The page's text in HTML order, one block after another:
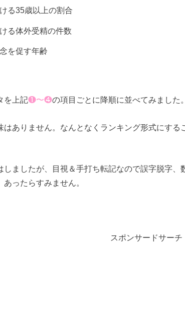
る35歳以上の割合
る体外受精の件数
を促す年齢
を上記❶〜❹の項目ごとに降順に並べてみました。
はありません。なんとなくランキング形式にす
しましたが、目視＆手打ち転記なので誤字脱字、
あったらすみません。
スポンサードサーチ